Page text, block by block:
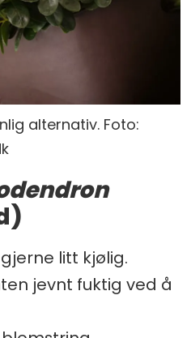
alternativ. Foto:
litt kjølig.
jevnt fuktig ved å